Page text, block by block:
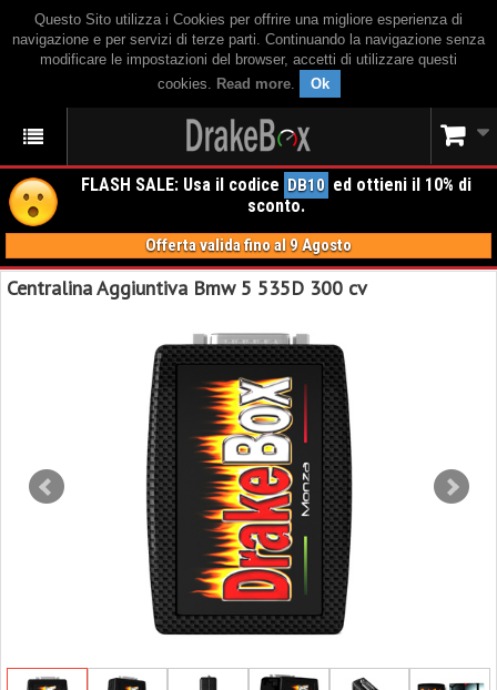
Questo Sito utilizza i Cookies per offrire una migliore esperienza di
navigazione e per servizi di terze parti. Continuando la navigazione senza
modificare le impostazioni del browser, accetti di utilizzare questi
cookies. Read more. Ok
FLASH SALE: Usa il codice DB10 ed ottieni il 10% di
sconto.
Offerta valida fino al 9 Agosto
Centralina Aggiuntiva Bmw 5 535D 300 cv